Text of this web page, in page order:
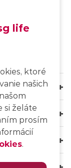
life
ktoré
našich
si želáte
prosím
.